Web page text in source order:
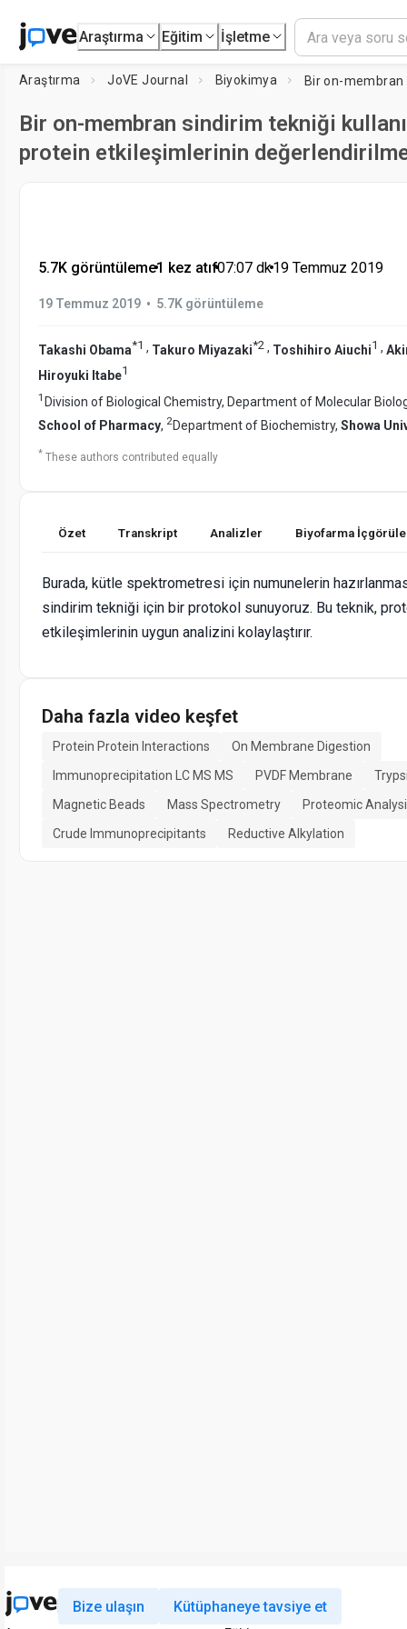
Araştırma Eğitim İşletme
Araştırma JoVE Journal Biyokimya
Bir on-membran sindirim tekniği
protein etkileşimlerinin
5.7K görüntüleme•1 kez atıf•07:07 dk•19 Temmuz 2019
19 Temmuz 2019 • 5.7K görüntüleme
Takashi Obama*1 , Takuro Miyazaki*2 , Toshihiro Aiuchi1 ,
Hiroyuki Itabe1
1 Division of Biological Chemistry, Department of Molecular
School of Pharmacy, 2Department of Biochemistry, Showa
* These authors contributed equally
Özet Transkript Analizler Biyofarma
Burada, kütle spektrometresi için numunelerin
sindirim tekniği için bir protokol sunuyoruz. Bu teknik,
etkileşimlerinin uygun analizini kolaylaştırır.
Daha fazla video keşfet
Protein Protein Interactions
On Membrane Digestion
Immunoprecipitation LC MS MS
PVDF Membrane
Magnetic Beads
Mass Spectrometry
Proteomic
Crude Immunoprecipitants
Reductive Alkylation
Bize ulaşın Kütüphaneye tavsiye et